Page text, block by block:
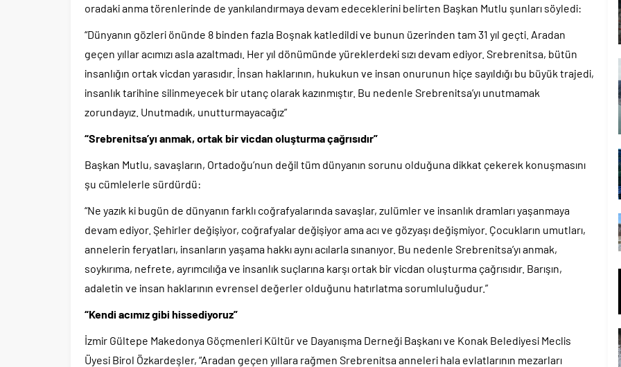
oradaki anma törenlerinde de yankılandırmaya devam edeceklerini belirten Başkan Mutlu şunları söyledi:
“Dünyanın gözleri önünde 8 binden fazla Boşnak katledildi ve bunun üzerinden tam 31 yıl geçti. Aradan
geçen yıllar acımızı asla azaltmadı. Her yıl dönümünde yüreklerdeki sızı devam ediyor. Srebrenitsa, bütün
insanlığın ortak vicdan yarasıdır. İnsan haklarının, hukukun ve insan onurunun hiçe sayıldığı bu büyük trajedi,
insanlık tarihine silinmeyecek bir utanç olarak kazınmıştır. Bu nedenle Srebrenitsa’yı unutmamak
zorundayız. Unutmadık, unutturmayacağız”
“Srebrenitsa’yı anmak, ortak bir vicdan oluşturma çağrısıdır”
Başkan Mutlu, savaşların, Ortadoğu’nun değil tüm dünyanın sorunu olduğuna dikkat çekerek konuşmasını
şu cümlelerle sürdürdü:
“Ne yazık ki bugün de dünyanın farklı coğrafyalarında savaşlar, zulümler ve insanlık dramları yaşanmaya
devam ediyor. Şehirler değişiyor, coğrafyalar değişiyor ama acı ve gözyaşı değişmiyor. Çocukların umutları,
annelerin feryatları, insanların yaşama hakkı aynı acılarla sınanıyor. Bu nedenle Srebrenitsa’yı anmak,
soykırıma, nefrete, ayrımcılığa ve insanlık suçlarına karşı ortak bir vicdan oluşturma çağrısıdır. Barışın,
adaletin ve insan haklarının evrensel değerler olduğunu hatırlatma sorumluluğudur.”
“Kendi acımız gibi hissediyoruz”
İzmir Gültepe Makedonya Göçmenleri Kültür ve Dayanışma Derneği Başkanı ve Konak Belediyesi Meclis
Üyesi Birol Özkardeşler, “Aradan geçen yıllara rağmen Srebrenitsa anneleri hala evlatlarının mezarları